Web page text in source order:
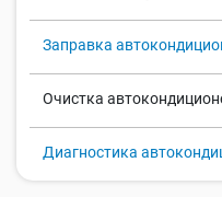
Заправка
Очистка
Диагностика